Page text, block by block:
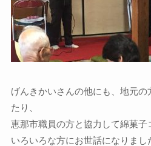
げんきかいさんの他にも、地元
たり、
恵那市職員の方と協力して綿菓子
いろいろな方にお世話になりまし